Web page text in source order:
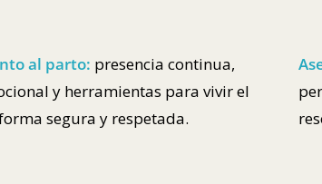
al parto: presencia continua,
y herramientas para vivir el
segura y respetada.